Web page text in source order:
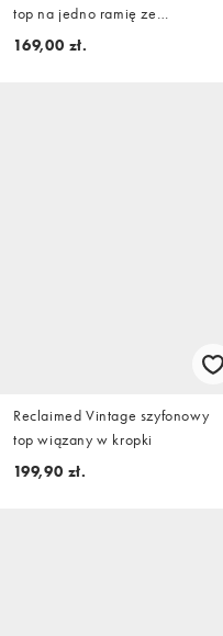
top na jedno ramię ze
zdobieniem wycięciem w kolorze
169,00 zł.
Reclaimed Vintage szyfonowy
top wiązany w kropki
199,90 zł.